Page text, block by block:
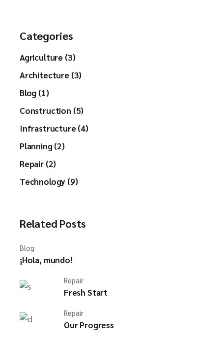
Categories
Agriculture (3)
Architecture (3)
Blog (1)
Construction (5)
Infrastructure (4)
Planning (2)
Repair (2)
Technology (9)
Related Posts
Blog
¡Hola, mundo!
Repair
Fresh Start
Repair
Our Progress